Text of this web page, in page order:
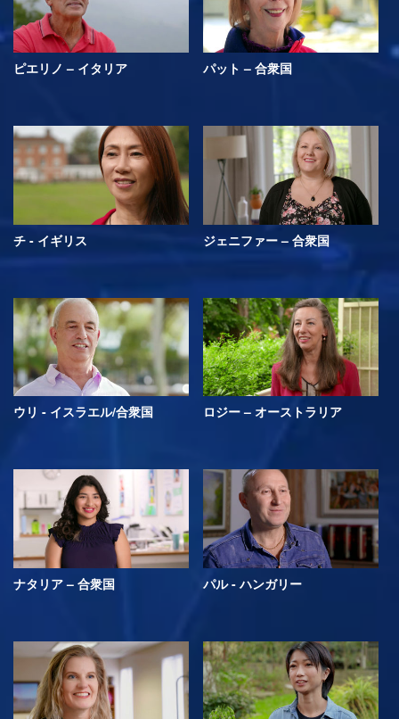
ピエリノ – イタリア パット – 合衆国
チ - イギリス ジェニファー – 合衆国
ウリ - イスラエル/合衆国 ロジー – オーストラリア
ナタリア – 合衆国 パル - ハンガリー